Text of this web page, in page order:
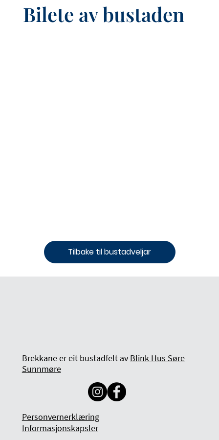
Bilete av bustaden
Tilbake til bustadveljar
Personvernerklæring
Informasjonskapsler
Brekkane er eit bustadfelt av Blink Hus Søre
Sunnmøre